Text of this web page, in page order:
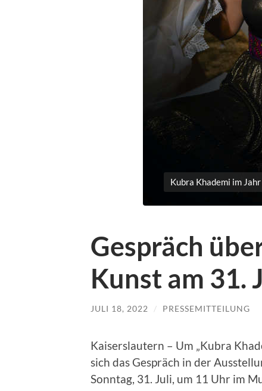
Kubra Khademi im
Gespräch
Kunst am 31.
JULI 18, 2022 / PRESSEMITTEILUNG
Kaiserslautern – Um „Kubra
sich das Gespräch in der
Sonntag, 31. Juli, um 11 Uhr im